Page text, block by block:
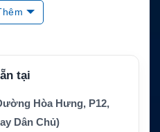
Standard Horizon HX400I
S, HX400
Li-ion
7.4V
tại
Hòa Hưng, P12,
Dân Chủ)